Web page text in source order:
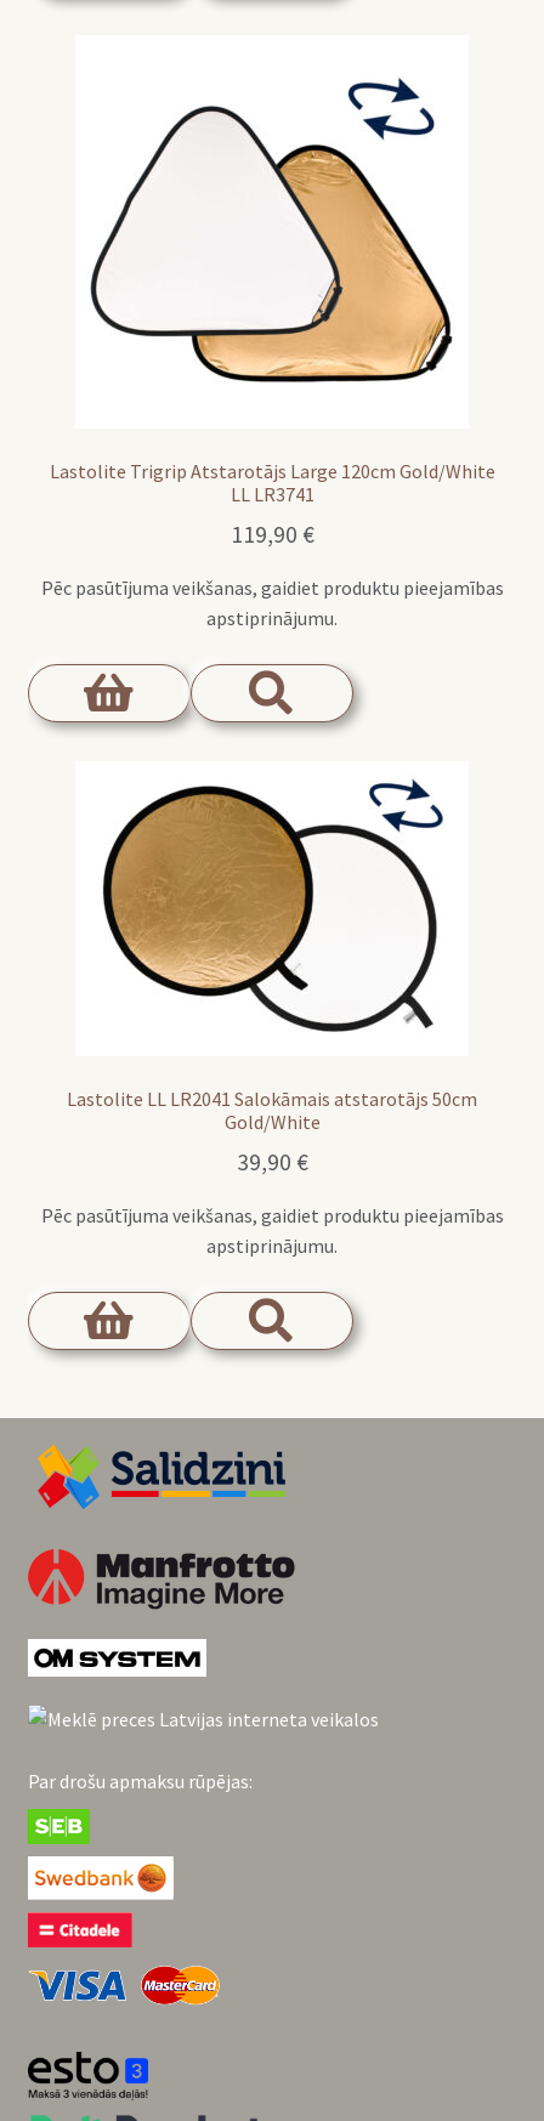
Lastolite Trigrip Atstarotājs Large 120cm Gold/White
LL LR3741
119,90 €
Pēc pasūtījuma veikšanas, gaidiet produktu pieejamības
apstiprinājumu.
Lastolite LL LR2041 Salokāmais atstarotājs 50cm
Gold/White
39,90 €
Pēc pasūtījuma veikšanas, gaidiet produktu pieejamības
apstiprinājumu.
Par drošu apmaksu rūpējas: